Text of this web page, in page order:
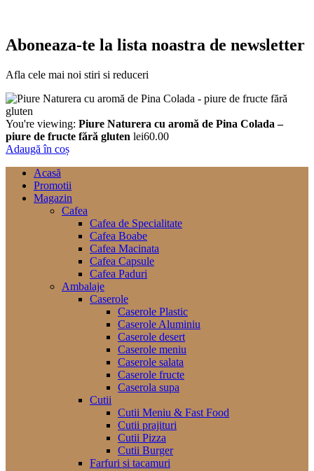
Aboneaza-te la lista noastra de newsletter
Afla cele mai noi stiri si reduceri
You're viewing: Piure Naturera cu aromă de Pina Colada –
piure de fructe fără gluten lei60.00
Adaugă în coș
Acasă
Promotii
Magazin
Cafea
Cafea de Specialitate
Cafea Boabe
Cafea Macinata
Cafea Capsule
Cafea Paduri
Ambalaje
Caserole
Caserole Plastic
Caserole Aluminiu
Caserole desert
Caserole meniu
Caserole salata
Caserole fructe
Caserola supa
Cutii
Cutii Meniu & Fast Food
Cutii prajituri
Cutii Pizza
Cutii Burger
Farfuri si tacamuri